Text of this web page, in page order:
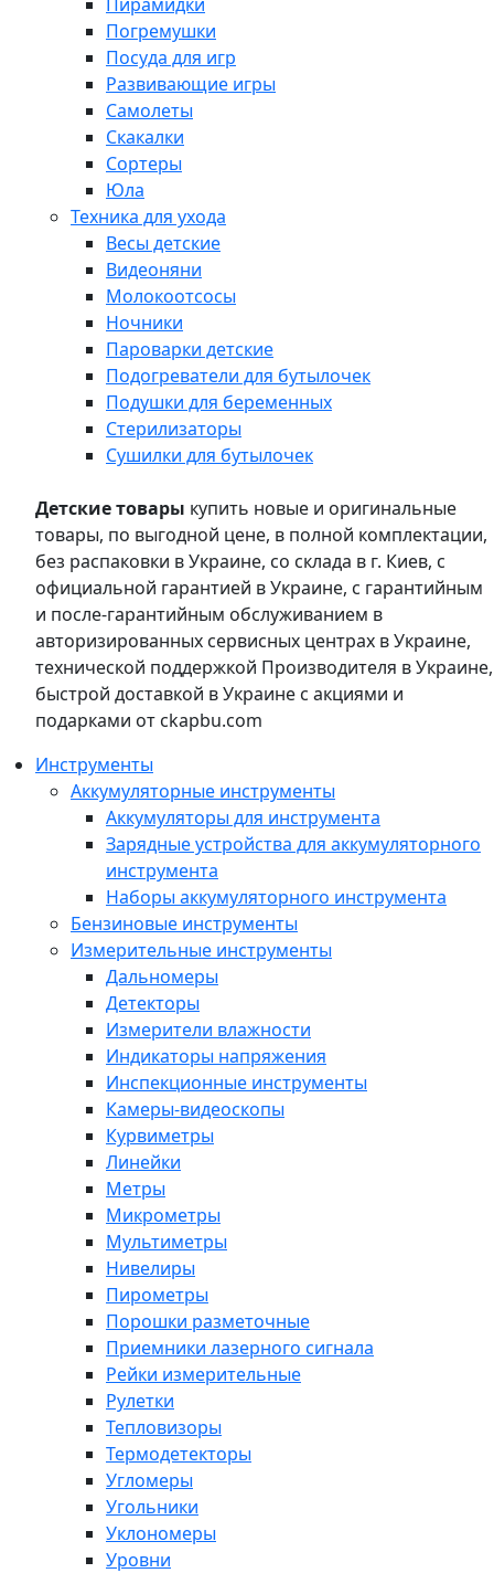
Погремушки
Посуда для игр
Развивающие игры
Самолеты
Скакалки
Сортеры
Юла
Техника для ухода
Весы детские
Видеоняни
Молокоотсосы
Ночники
Пароварки детские
Подогреватели для бутылочек
Подушки для беременных
Стерилизаторы
Сушилки для бутылочек
Детские товары купить новые и оригинальные
товары, по выгодной цене, в полной комплектации,
без распаковки в Украине, со склада в г. Киев, с
официальной гарантией в Украине, с гарантийным
и после-гарантийным обслуживанием в
авторизированных сервисных центрах в Украине,
технической поддержкой Производителя в Украине,
быстрой доставкой в Украине с акциями и
подарками от ckapbu.com
Инструменты
Аккумуляторные инструменты
Аккумуляторы для инструмента
Зарядные устройства для аккумуляторного
инструмента
Наборы аккумуляторного инструмента
Бензиновые инструменты
Измерительные инструменты
Дальномеры
Детекторы
Измерители влажности
Индикаторы напряжения
Инспекционные инструменты
Камеры-видеоскопы
Курвиметры
Линейки
Метры
Микрометры
Мультиметры
Нивелиры
Пирометры
Порошки разметочные
Приемники лазерного сигнала
Рейки измерительные
Рулетки
Тепловизоры
Термодетекторы
Угломеры
Угольники
Уклономеры
Уровни